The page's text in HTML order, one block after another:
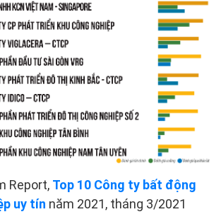
Report, Top 10 Công ty bất động
uy tín năm 2021, tháng 3/2021